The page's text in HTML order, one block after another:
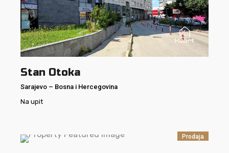
Stan Otoka
Sarajevo – Bosna i Hercegovina
Na upit
Prodaja